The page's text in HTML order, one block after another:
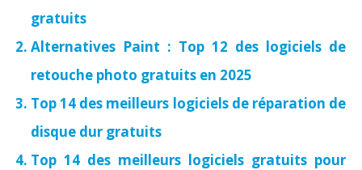
gratuits
Alternatives Paint : Top 12 des logiciels de
retouche photo gratuits en 2025
Top 14 des meilleurs logiciels de réparation de
disque dur gratuits
Top 14 des meilleurs logiciels gratuits pour